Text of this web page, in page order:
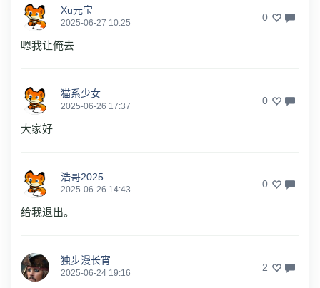
Xu元宝
2025-06-27 10:25 0
嗯我让俺去
猫系少女
2025-06-26 17:37 0
大家好
浩哥2025
2025-06-26 14:43 0
给我退出。
独步漫长宵
2025-06-24 19:16 2